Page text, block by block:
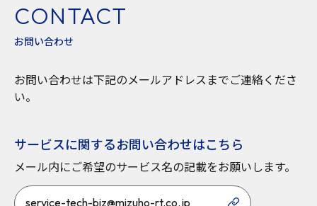
CONTACT
お問い合わせ
お問い合わせは下記のメールアドレスまでご連絡くださ
い。
サービスに関するお問い合わせはこちら
メール内にご希望のサービス名の記載をお願いします。
service-tech-biz@mizuho-rt.co.jp